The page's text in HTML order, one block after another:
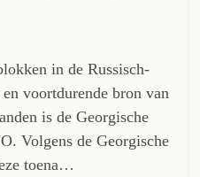
in de Russisch-
voortdurende bron van
is de Georgische
Volgens de Georgische
toena…